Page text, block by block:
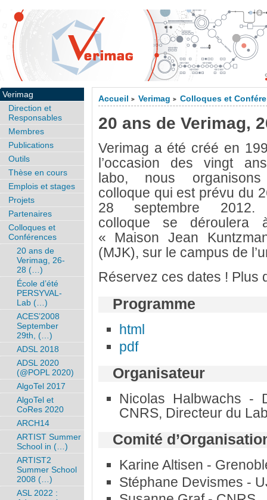
Accueil > Verimag > Colloques et
20 ans de Verimag,
Verimag a été créé en
l’occasion des vingt
labo, nous
colloque qui est prévu du
28 septembre
colloque se déroulera
« Maison Jean
(MJK), sur le campus de
Réservez ces dates ! Plus
Programme
html
pdf
Organisateur
Nicolas Halbwachs -
CNRS, Directeur du
Comité
Karine Altisen -
Stéphane Devismes -
Verimag
Direction et
Responsables
Membres
Publications
Outils
Thèse en cours
Emplois et stages
Projets
Partenaires
Colloques et
Conférences
20 ans de
Verimag, 26-
28 (…)
École d’été
PERSYVAL-
Lab (…)
ACES’2008
September
29th, (…)
ADSL 2018
ADSL 2020
(@POPL 2020)
AlgoTel 2017
AlgoTel et
CoRes 2020
ARCH14
ARTIST Summer
School in (…)
ARTIST2
Summer School
2008 (…)
ASL 2022 :